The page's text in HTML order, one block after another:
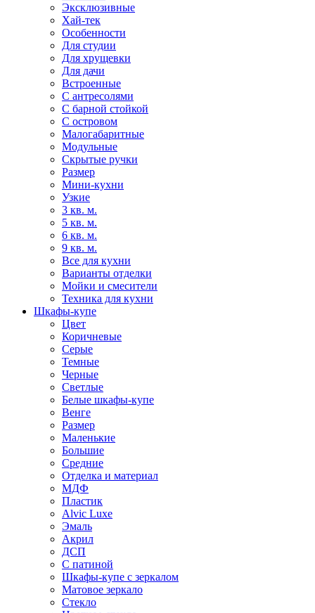
Эксклюзивные
Хай-тек
Особенности
Для студии
Для хрущевки
Для дачи
Встроенные
С антресолями
С барной стойкой
С островом
Малогабаритные
Модульные
Скрытые ручки
Размер
Мини-кухни
Узкие
3 кв. м.
5 кв. м.
6 кв. м.
9 кв. м.
Все для кухни
Варианты отделки
Мойки и смесители
Техника для кухни
Шкафы-купе
Цвет
Коричневые
Серые
Темные
Черные
Светлые
Белые шкафы-купе
Венге
Размер
Маленькие
Большие
Средние
Отделка и материал
МДФ
Пластик
Alvic Luxe
Эмаль
Акрил
ДСП
С патиной
Шкафы-купе с зеркалом
Матовое зеркало
Стекло